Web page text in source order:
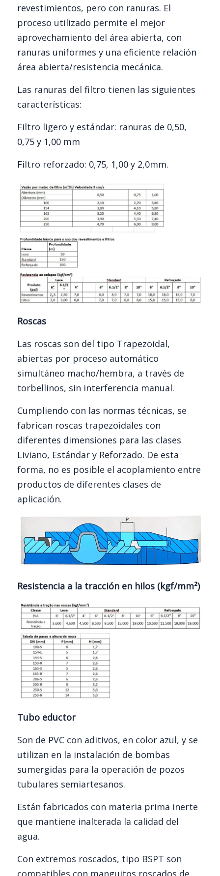
revestimientos, pero con ranuras. El
proceso utilizado permite el mejor
aprovechamiento del área abierta, con
ranuras uniformes y una eficiente relación
área abierta/resistencia mecánica.
Las ranuras del filtro tienen las siguientes
características:
Filtro ligero y estándar: ranuras de 0,50,
0,75 y 1,00 mm
Filtro reforzado: 0,75, 1,00 y 2,0mm.
Roscas
Las roscas son del tipo Trapezoidal,
abiertas por proceso automático
simultáneo macho/hembra, a través de
torbellinos, sin interferencia manual.
Cumpliendo con las normas técnicas, se
fabrican roscas trapezoidales con
diferentes dimensiones para las clases
Liviano, Estándar y Reforzado. De esta
forma, no es posible el acoplamiento entre
productos de diferentes clases de
aplicación.
Resistencia a la tracción en hilos (kgf/mm²)
Tubo eductor
Son de PVC con aditivos, en color azul, y se
utilizan en la instalación de bombas
sumergidas para la operación de pozos
tubulares semiartesanos.
Están fabricados con materia prima inerte
que mantiene inalterada la calidad del
agua.
Con extremos roscados, tipo BSPT son